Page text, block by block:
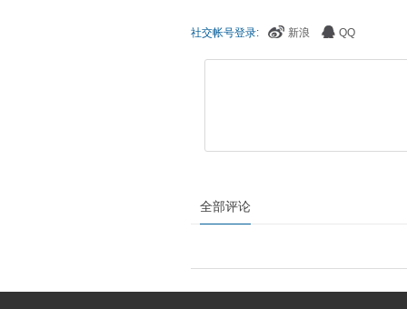
社交帐号登录: 新浪 QQ
全部评论